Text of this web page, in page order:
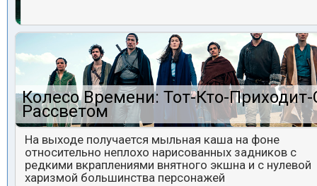
Колесо Времени: Тот-Кто-
Рассветом
На выходе получается мыльная каша на фоне
относительно неплохо нарисованных задников с
редкими вкраплениями внятного экшна и с нулевой
харизмой большинства персонажей